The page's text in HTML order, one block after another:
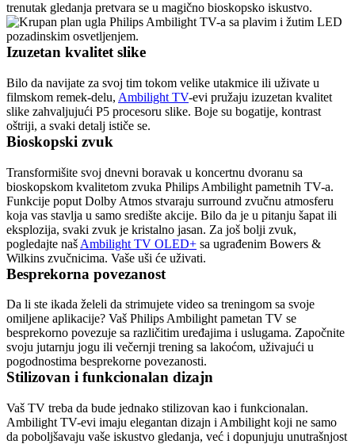
trenutak gledanja pretvara se u magično bioskopsko iskustvo.
Izuzetan kvalitet slike
Bilo da navijate za svoj tim tokom velike utakmice ili uživate u
filmskom remek-delu, Ambilight TV-evi pružaju izuzetan kvalitet
slike zahvaljujući P5 procesoru slike. Boje su bogatije, kontrast
oštriji, a svaki detalj ističe se.
Bioskopski zvuk
Transformišite svoj dnevni boravak u koncertnu dvoranu sa
bioskopskom kvalitetom zvuka Philips Ambilight pametnih TV-a.
Funkcije poput Dolby Atmos stvaraju surround zvučnu atmosferu
koja vas stavlja u samo središte akcije. Bilo da je u pitanju šapat ili
eksplozija, svaki zvuk je kristalno jasan. Za još bolji zvuk,
pogledajte naš Ambilight TV OLED+ sa ugrađenim Bowers &
Wilkins zvučnicima. Vaše uši će uživati.
Besprekorna povezanost
Da li ste ikada želeli da strimujete video sa treningom sa svoje
omiljene aplikacije? Vaš Philips Ambilight pametan TV se
besprekorno povezuje sa različitim uređajima i uslugama. Započnite
svoju jutarnju jogu ili večernji trening sa lakoćom, uživajući u
pogodnostima besprekorne povezanosti.
Stilizovan i funkcionalan dizajn
Vaš TV treba da bude jednako stilizovan kao i funkcionalan.
Ambilight TV-evi imaju elegantan dizajn i Ambilight koji ne samo
da poboljšavaju vaše iskustvo gledanja, već i dopunjuju unutrašnjost